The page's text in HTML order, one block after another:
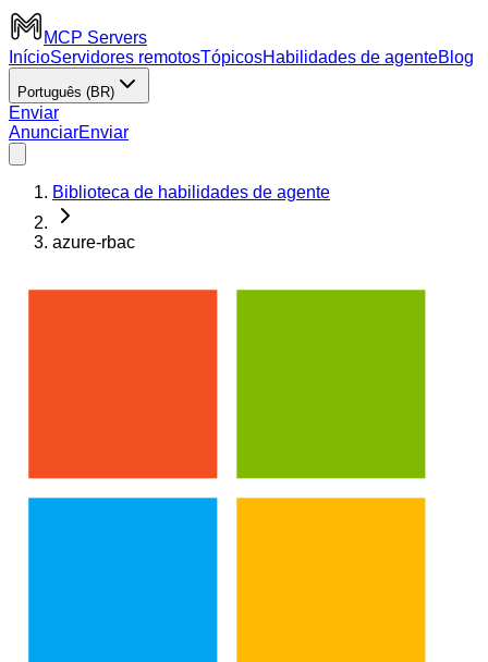
MCP Servers
InícioServidores remotosTópicosHabilidades de agenteBlog
Português (BR)
Enviar
AnunciarEnviar
Biblioteca de habilidades de agente
azure-rbac